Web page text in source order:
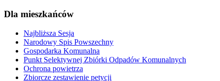
Dla mieszkańców
Najbliższa Sesja
Narodowy Spis Powszechny
Gospodarka Komunalna
Punkt Selektywnej Zbiórki Odpadów Komunalnych
Ochrona powietrza
Zbiorcze zestawienie petycji